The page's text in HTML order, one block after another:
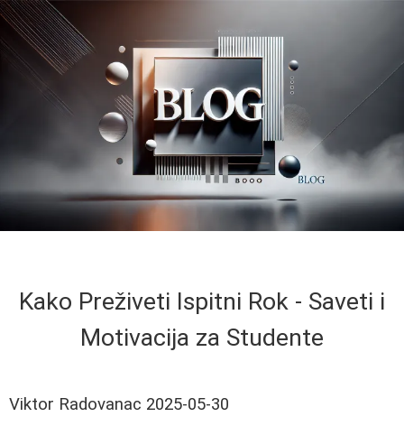
Kako Preživeti Ispitni Rok - Saveti i
Motivacija za Studente
Viktor Radovanac 2025-05-30